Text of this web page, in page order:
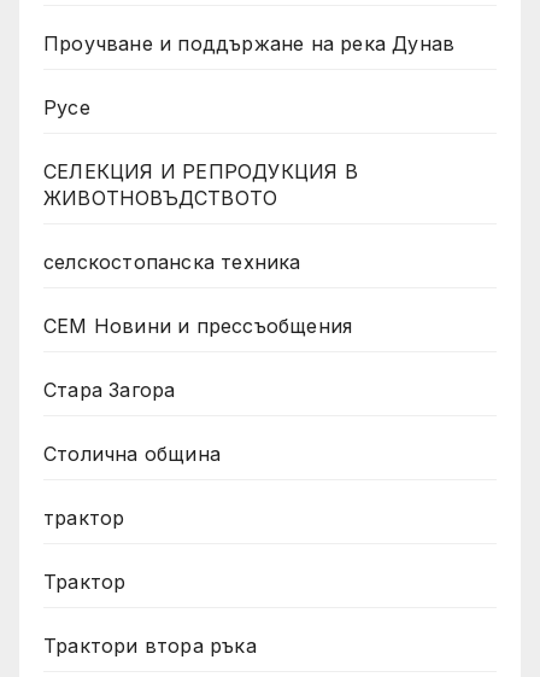
Проучване и поддържане на река Дунав
Русе
СЕЛЕКЦИЯ И РЕПРОДУКЦИЯ В
ЖИВОТНОВЪДСТВОТО
селскостопанска техника
СЕМ Новини и прессъобщения
Стара Загора
Столична община
трактор
Трактор
Трактори втора ръка